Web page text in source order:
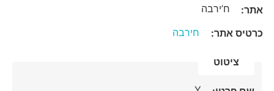
אתר: ח’ירבה
כרטיס אתר: חירבה
ציטוט